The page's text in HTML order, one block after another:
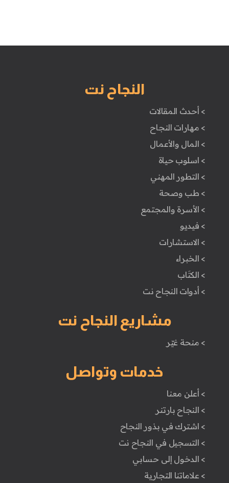
النجاح نت
> أحدث المقالات
> مهارات النجاح
> المال والأعمال
> اسلوب حياة
> التطور المهني
> طب وصحة
> الأسرة والمجتمع
> فيديو
> الاستشارات
> الخبراء
> الكتَاب
> أدوات النجاح نت
مشاريع النجاح نت
> منحة غيّر
خدمات وتواصل
> أعلن معنا
> النجاح بارتنر
> اشترك في بذور النجاح
> التسجيل في النجاح نت
> الدخول إلى حسابي
> علاماتنا التجارية